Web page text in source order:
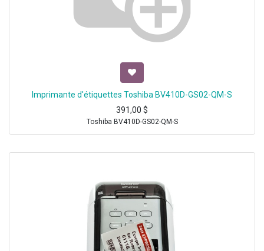
Imprimante d'étiquettes Toshiba BV410D-GS02-QM-S
391,00 $
Toshiba BV410D-GS02-QM-S